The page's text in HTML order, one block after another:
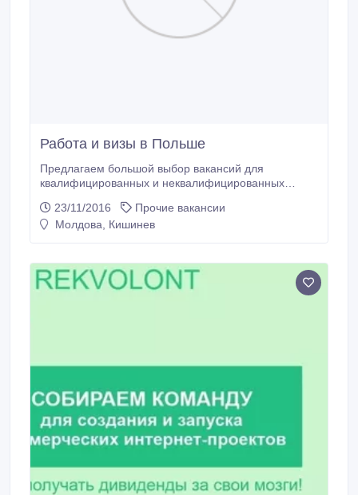
Работа и визы в Польше
Предлагаем большой выбор вакансий для
квалифицированных и неквалифицированных
оформить все необходимые документы!
Ivan.arrivagroup@gmail.ru +48731271276.
23/11/2016
Прочие вакансии
Молдова, Кишинев